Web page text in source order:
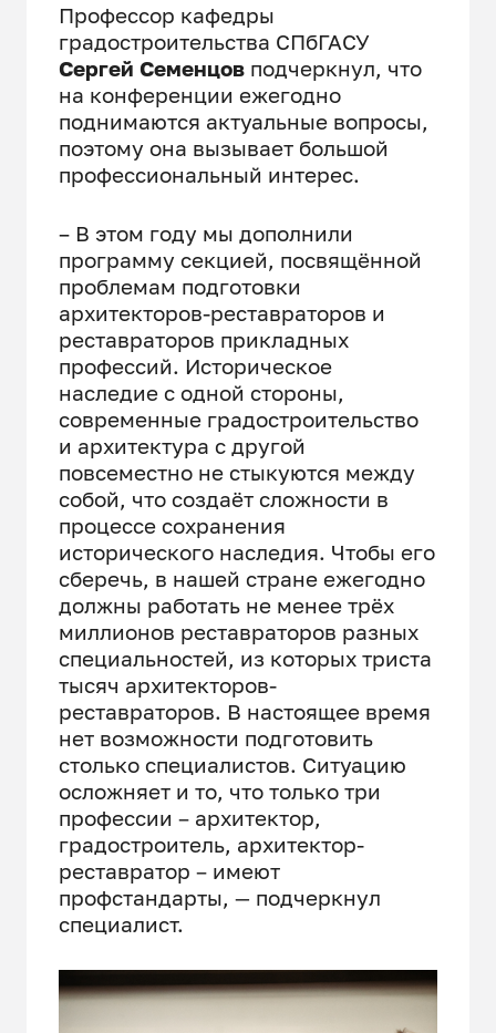
Профессор кафедры
градостроительства СПбГАСУ
Сергей Семенцов подчеркнул, что
на конференции ежегодно
поднимаются актуальные вопросы,
поэтому она вызывает большой
профессиональный интерес.
– В этом году мы дополнили
программу секцией, посвящённой
проблемам подготовки
архитекторов-реставраторов и
реставраторов прикладных
профессий. Историческое
наследие с одной стороны,
современные градостроительство
и архитектура с другой
повсеместно не стыкуются между
собой, что создаёт сложности в
процессе сохранения
исторического наследия. Чтобы его
сберечь, в нашей стране ежегодно
должны работать не менее трёх
миллионов реставраторов разных
специальностей, из которых триста
тысяч архитекторов-
реставраторов. В настоящее время
нет возможности подготовить
столько специалистов. Ситуацию
осложняет и то, что только три
профессии– архитектор,
градостроитель, архитектор-
реставратор– имеют
профстандарты,— подчеркнул
специалист.